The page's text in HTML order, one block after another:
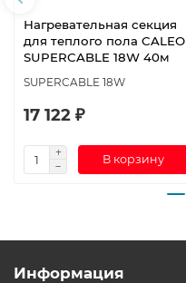
Нагревательная секция
для теплого пола CALEO
SUPERCABLE 18W 40м
SUPERCABLE 18W
17 122 ₽
В корзину
Информация